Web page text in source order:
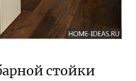
стойки